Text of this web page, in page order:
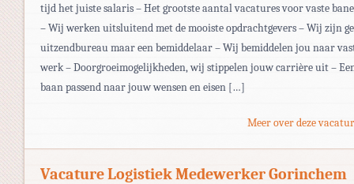
tijd het juiste salaris – Het grootste aantal vacatures voor vaste
– Wij werken uitsluitend met de mooiste opdrachtgevers – Wij zijn
uitzendbureau maar een bemiddelaar – Wij bemiddelen jou naar
werk – Doorgroeimogelijkheden, wij stippelen jouw carrière uit –
baan passend naar jouw wensen en eisen […]
Meer over deze
Vacature Logistiek Medewerker Gorinchem